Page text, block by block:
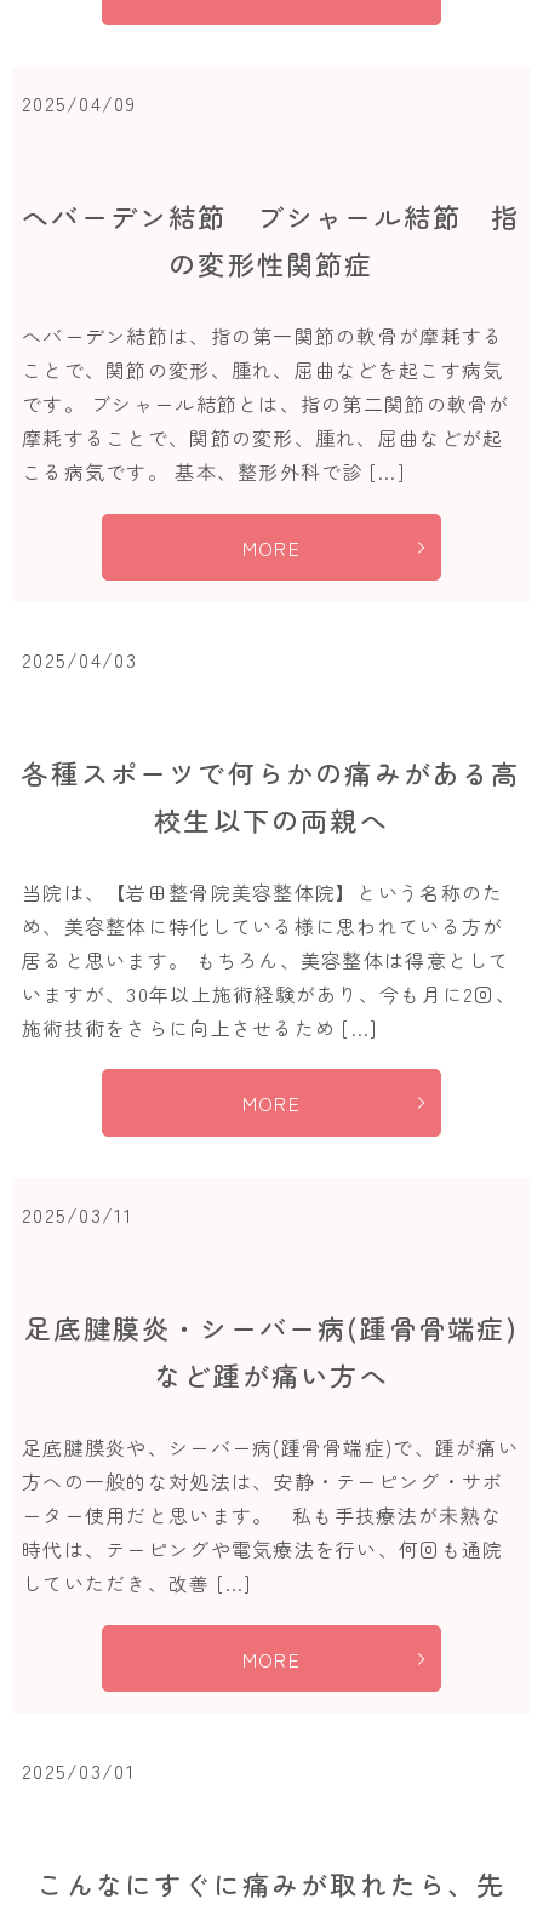
2025/04/09
へバーデン結節 ブシャール結節 指
の変形性関節症
へバーデン結節は、指の第一関節の軟骨が摩耗する
ことで、関節の変形、腫れ、屈曲などを起こす病気
です。 ブシャール結節とは、指の第二関節の軟骨が
摩耗することで、関節の変形、腫れ、屈曲などが起
こる病気です。 基本、整形外科で診 […]
MORE
2025/04/03
各種スポーツで何らかの痛みがある高
校生以下の両親へ
当院は、【岩田整骨院美容整体院】という名称のた
め、美容整体に特化している様に思われている方が
居ると思います。 もちろん、美容整体は得意として
いますが、30年以上施術経験があり、今も月に2回、
施術技術をさらに向上させるため […]
MORE
2025/03/11
足底腱膜炎・シーバー病(踵骨骨端症)
など踵が痛い方へ
足底腱膜炎や、シーバー病(踵骨骨端症)で、踵が痛い
方への一般的な対処法は、安静・テーピング・サポ
ーター使用だと思います。 私も手技療法が未熟な
時代は、テーピングや電気療法を行い、何回も通院
していただき、改善 […]
MORE
2025/03/01
こんなにすぐに痛みが取れたら、先